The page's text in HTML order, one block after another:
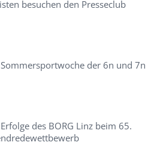
besuchen den Presseclub
der 6n und 7n
des BORG Linz beim 65.